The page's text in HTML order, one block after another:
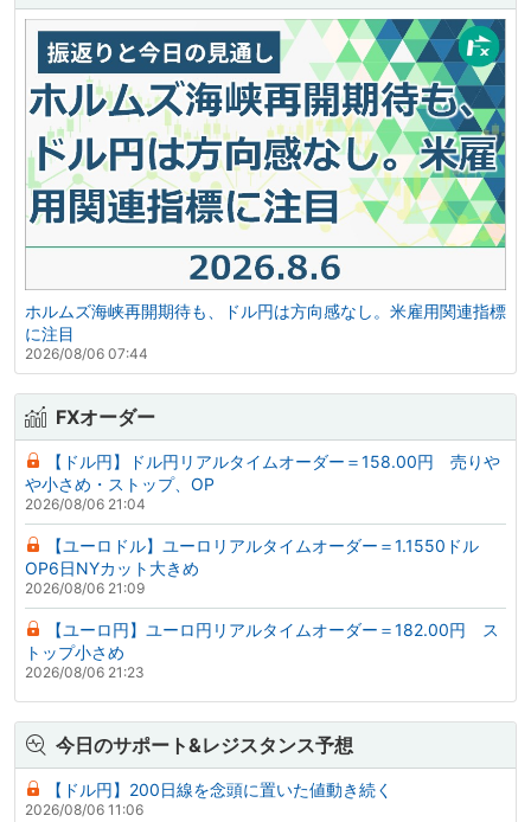
ホルムズ海峡再開期待も、ドル円は方向感なし。米雇用関連指標
に注目
2026/08/06 07:44
FXオーダー
【ドル円】ドル円リアルタイムオーダー＝158.00円 売りや
や小さめ・ストップ、OP
2026/08/06 21:04
【ユーロドル】ユーロリアルタイムオーダー＝1.1550ドル
OP6日NYカット大きめ
2026/08/06 21:09
【ユーロ円】ユーロ円リアルタイムオーダー＝182.00円 ス
トップ小さめ
2026/08/06 21:23
今日のサポート&レジスタンス予想
【ドル円】200日線を念頭に置いた値動き続く
2026/08/06 11:06